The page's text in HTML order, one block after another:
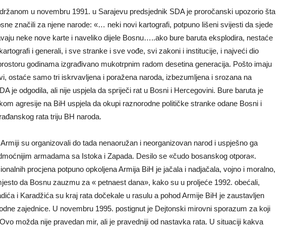
u novembru 1991. u Sarajevu predsjednik SDA je proročanski upozorio šta
značili za njene narode: «… neki novi kartografi, potpuno lišeni svijesti da sjede
neke nove karte i naveliko dijele Bosnu…..ako bure baruta eksplodira, nestaće
i generali, i sve stranke i sve vođe, svi zakoni i institucije, i najveći dio
godinama izgrađivano mukotrpnim radom desetina generacija. Pošto imaju
ostaće samo tri iskrvavljena i poražena naroda, izbezumljena i srozana na
je odgodila, ali nije uspjela da spriječi rat u Bosni i Hercegovini. Bure baruta je
agresije na BiH uspjela da okupi raznorodne političke stranke odane Bosni i
rata triju BH naroda.
su organizovali do tada nenaoružan i neorganizovan narod i uspješno ga
armadama sa Istoka i Zapada. Desilo se «čudo bosanskog otpora«.
procjena potpuno opkoljena Armija BiH je jačala i nadjačala, vojno i moralno,
da Bosnu zauzmu za « petnaest dana», kako su u proljeće 1992. obećali,
i Karadžića su kraj rata dočekale u rasulu a pohod Armije BiH je zaustavljen
zajednice. U novembru 1995. postignut je Dejtonski mirovni sporazum za koji
možda nije pravedan mir, ali je pravedniji od nastavka rata. U situaciji kakva